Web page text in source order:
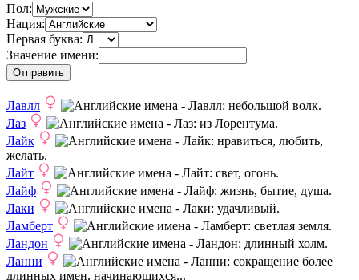
Пол:
Нация:
Первая буква:
Значение имени:
Отправить
Лавлл
: небольшой волк.
Лаз
: из Лорентума.
Лайк
: нравиться, любить,
желать.
Лайт
: свет, огонь.
Лайф
: жизнь, бытие, душа.
Лаки
: удачливый.
Ламберт
: светлая земля.
Ландон
: длинный холм.
Ланни
: сокращение более
длинных имен, начинающихся...